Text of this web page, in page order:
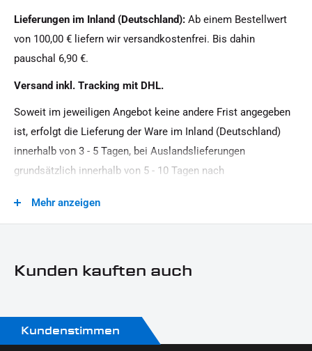
getönt
12 V / 1, 4 W / 0, 1 W / 1, 2 W
Stahl
Menge:
Universal Modellreihe
Oberfläche:
Produkttyp:
Blinker-Rücklichtkombinationen
Lieferungen im Inland (Deutschland): Ab einem Bestellwert
von 100,00 € liefern wir versandkostenfrei. Bis dahin
pauschal 6,90 €.
Versand inkl. Tracking mit DHL.
Soweit im jeweiligen Angebot keine andere Frist angegeben
ist, erfolgt die Lieferung der Ware im Inland (Deutschland)
innerhalb von 3 - 5 Tagen, bei Auslandslieferungen
grundsätzlich innerhalb von 5 - 10 Tagen nach
Zeitpunkt Ihrer Zahlungsanweisung).Beachten Sie, dass an
Mehr anzeigen
Kunden kauften auch
Kundenstimmen